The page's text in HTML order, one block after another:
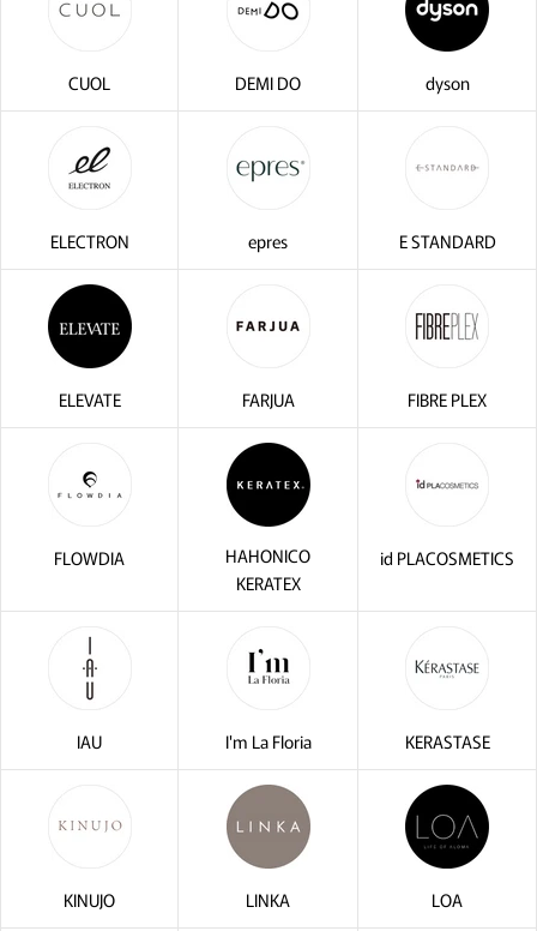
CUOL DEMI DO dyson
ELECTRON epres E STANDARD
ELEVATE FARJUA FIBRE PLEX
FLOWDIA
HAHONICO
KERATEX
id PLACOSMETICS
IAU I'm La Floria KERASTASE
KINUJO LINKA LOA